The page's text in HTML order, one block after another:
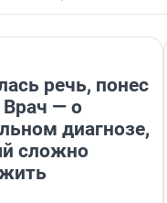
речь, понес
Врач — о
диагнозе,
сложно